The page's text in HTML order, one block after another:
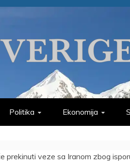
Politika Ekonomija